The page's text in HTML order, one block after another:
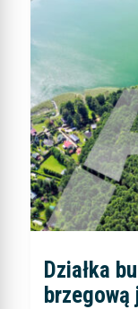
Działka
brzegową